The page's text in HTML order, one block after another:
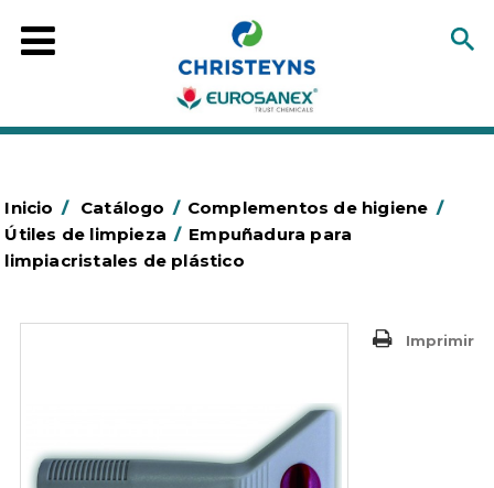
Inicio / Catálogo / Complementos de higiene /
Útiles de limpieza / Empuñadura para
limpiacristales de plástico
Imprimir